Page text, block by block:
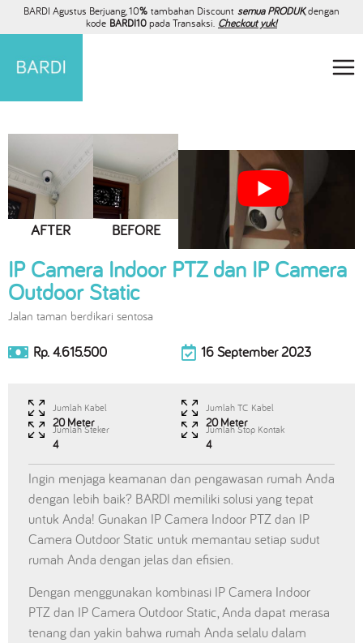
BARDI Agustus Berjuang, 10% tambahan Discount semua PRODUK, dengan
kode BARDI10pada Transaksi. Checkout yuk!
AFTER BEFORE
IP Camera Indoor PTZ dan IP Camera
Outdoor Static
Jalan taman berdikari sentosa
Rp. 4.615.500 16 September 2023
Jumlah Kabel
20 Meter
Jumlah TC Kabel
20 Meter
Jumlah Steker
4
Jumlah Stop Kontak
4
Ingin menjaga keamanan dan pengawasan rumah Anda
dengan lebih baik? BARDI memiliki solusi yang tepat
untuk Anda! Gunakan IP Camera Indoor PTZ dan IP
Camera Outdoor Static untuk memantau setiap sudut
rumah Anda dengan jelas dan efisien.
Dengan menggunakan kombinasi IP Camera Indoor
PTZ dan IP Camera Outdoor Static, Anda dapat merasa
tenang dan yakin bahwa rumah Anda selalu dalam